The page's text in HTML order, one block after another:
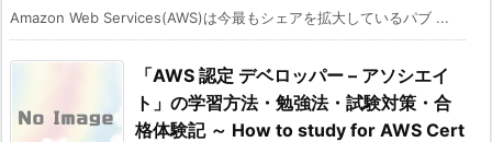
Amazon Web Services(AWS)は今最もシェアを拡大しているパブ ...
「AWS 認定 デベロッパー – アソシエイ
ト」の学習方法・勉強法・試験対策・合
格体験記 ～ How to study for AWS Cert